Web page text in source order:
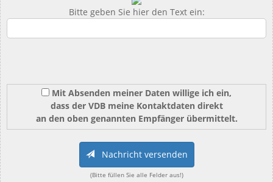
Bitte geben Sie hier den Text ein:
Mit Absenden meiner Daten willige ich ein,
dass der VDB meine Kontaktdaten direkt
an den oben genannten Empfänger übermittelt.
Nachricht versenden
(Bitte füllen Sie alle Felder aus!)